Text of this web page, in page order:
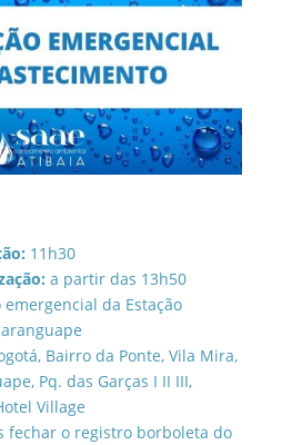
11h30
a partir das 13h50
da Estação
Bairro da Ponte, Vila Mira,
Pq. das Garças I II III,
Village
fechar o registro borboleta do